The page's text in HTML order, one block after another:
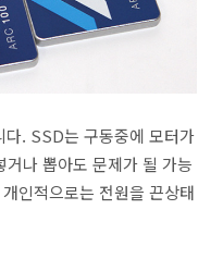
. SSD는 구동중에 모터가
나 뽑아도 문제가 될 가능
인적으로는 전원을 끈상태